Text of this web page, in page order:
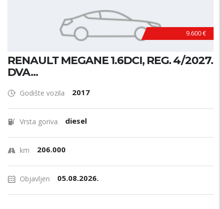
9.600 €
RENAULT MEGANE 1.6DCI, REG. 4/2027.
DVA...
Godište vozila 2017
Vrsta goriva diesel
km 206.000
Objavljen 05.08.2026.